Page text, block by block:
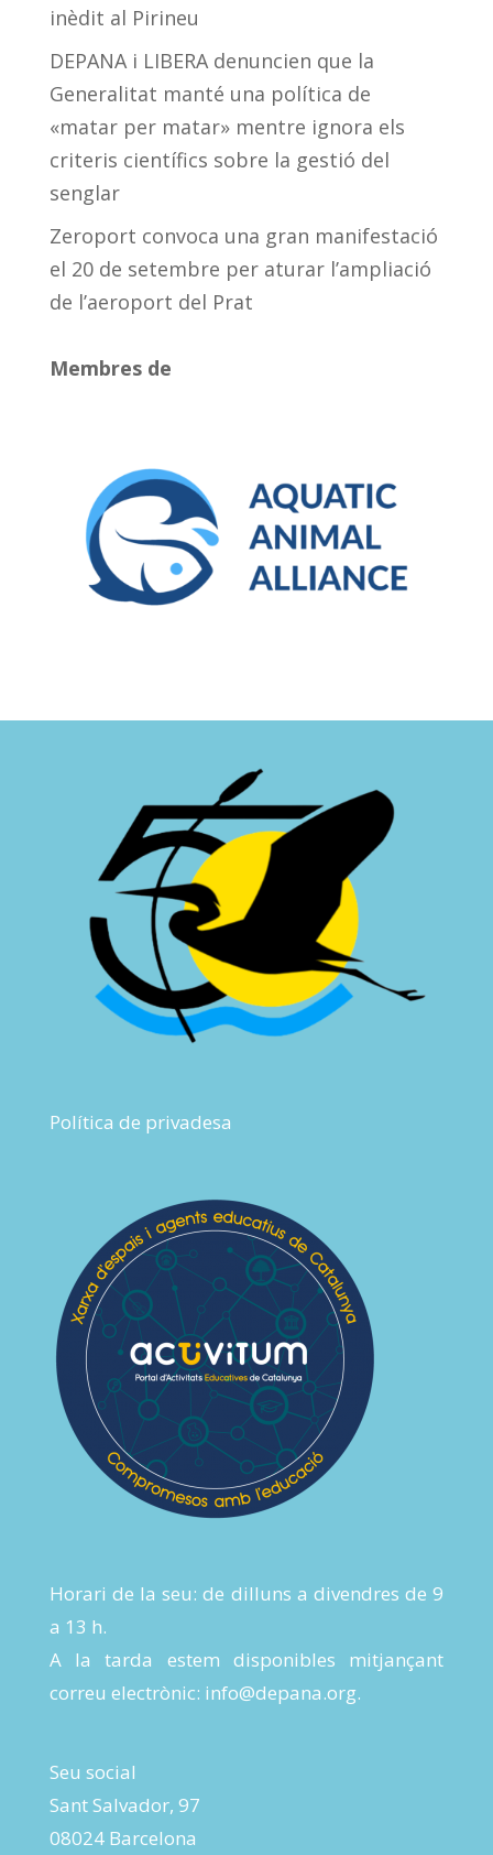
inèdit al Pirineu
DEPANA i LIBERA denuncien que la
Generalitat manté una política de
«matar per matar» mentre ignora els
criteris científics sobre la gestió del
senglar
Zeroport convoca una gran manifestació
el 20 de setembre per aturar l’ampliació
de l’aeroport del Prat
Membres de
Política de privadesa
Horari de la seu: de dilluns a divendres de 9
a 13 h.
A la tarda estem disponibles mitjançant
correu electrònic: info@depana.org.
Seu social
Sant Salvador, 97
08024 Barcelona